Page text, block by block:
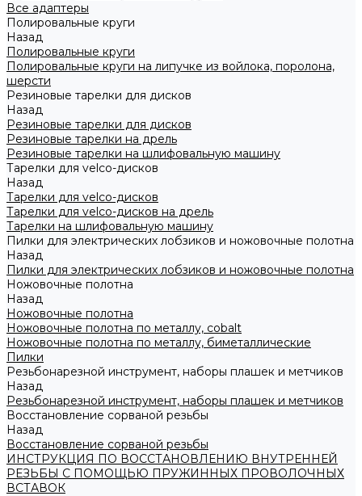
Все адаптеры
Полировальные круги
Назад
Полировальные круги
Полировальные круги на липучке из войлока, поролона,
шерсти
Резиновые тарелки для дисков
Назад
Резиновые тарелки для дисков
Резиновые тарелки на дрель
Резиновые тарелки на шлифовальную машину
Тарелки для velco-дисков
Назад
Тарелки для velco-дисков
Тарелки для velco-дисков на дрель
Тарелки на шлифовальную машину
Пилки для электрических лобзиков и ножовочные полотна
Назад
Пилки для электрических лобзиков и ножовочные полотна
Ножовочные полотна
Назад
Ножовочные полотна
Ножовочные полотна по металлу, cobalt
Ножовочные полотна по металлу, биметаллические
Пилки
Резьбонарезной инструмент, наборы плашек и метчиков
Назад
Резьбонарезной инструмент, наборы плашек и метчиков
Восстановление сорваной резьбы
Назад
Восстановление сорваной резьбы
ИНСТРУКЦИЯ ПО ВОССТАНОВЛЕНИЮ ВНУТРЕННЕЙ
РЕЗЬБЫ С ПОМОЩЬЮ ПРУЖИННЫХ ПРОВОЛОЧНЫХ
ВСТАВОК